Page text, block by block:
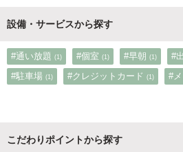
設備・サービスから探す
#通い放題 (1) #個室 (1) #早朝 (1) #
#駐車場 (1) #クレジットカード (1) #
こだわりポイントから探す